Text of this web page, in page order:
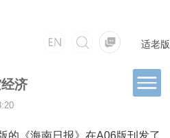
适老版
济
的《海南日报》在A06版刊发了